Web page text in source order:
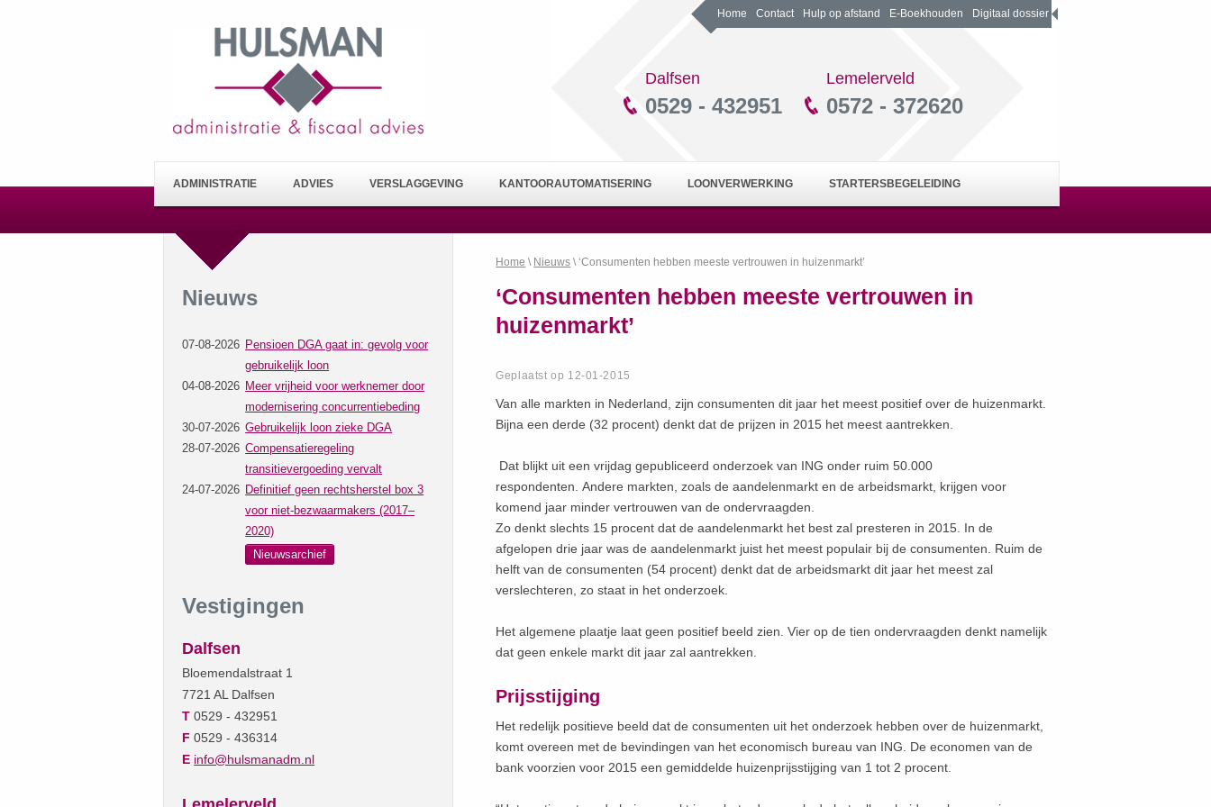
Home Contact Hulp op afstand E-Boekhouden Digitaal dossier
Dalfsen
0529 - 432951
Lemelerveld
0572 - 372620
ADMINISTRATIE ADVIES VERSLAGGEVING KANTOORAUTOMATISERING LOONVERWERKING STARTERSBEGELEIDING
Nieuws
07-08-2026 Pensioen DGA gaat in: gevolg voor
gebruikelijk loon
04-08-2026 Meer vrijheid voor werknemer door
modernisering concurrentiebeding
30-07-2026 Gebruikelijk loon zieke DGA
28-07-2026 Compensatieregeling
transitievergoeding vervalt
24-07-2026 Definitief geen rechtsherstel box 3
voor niet-bezwaarmakers (2017–
2020)
Nieuwsarchief
Vestigingen
Dalfsen
Bloemendalstraat 1
7721 AL Dalfsen
T 0529 - 432951
F 0529 - 436314
E info@hulsmanadm.nl
Home \ Nieuws \ ‘Consumenten hebben meeste vertrouwen in huizenmarkt’
‘Consumenten hebben meeste vertrouwen in
huizenmarkt’
Geplaatst op 12-01-2015
Van alle markten in Nederland, zijn consumenten dit jaar het meest positief over de huizenmarkt.
Bijna een derde (32 procent) denkt dat de prijzen in 2015 het meest aantrekken.
Dat blijkt uit een vrijdag gepubliceerd onderzoek van ING onder ruim 50.000
respondenten. Andere markten, zoals de aandelenmarkt en de arbeidsmarkt, krijgen voor
komend jaar minder vertrouwen van de ondervraagden.
Zo denkt slechts 15 procent dat de aandelenmarkt het best zal presteren in 2015. In de
afgelopen drie jaar was de aandelenmarkt juist het meest populair bij de consumenten. Ruim de
helft van de consumenten (54 procent) denkt dat de arbeidsmarkt dit jaar het meest zal
verslechteren, zo staat in het onderzoek.
Het algemene plaatje laat geen positief beeld zien. Vier op de tien ondervraagden denkt namelijk
dat geen enkele markt dit jaar zal aantrekken.
Prijsstijging
Het redelijk positieve beeld dat de consumenten uit het onderzoek hebben over de huizenmarkt,
komt overeen met de bevindingen van het economisch bureau van ING. De economen van de
bank voorzien voor 2015 een gemiddelde huizenprijsstijging van 1 tot 2 procent.